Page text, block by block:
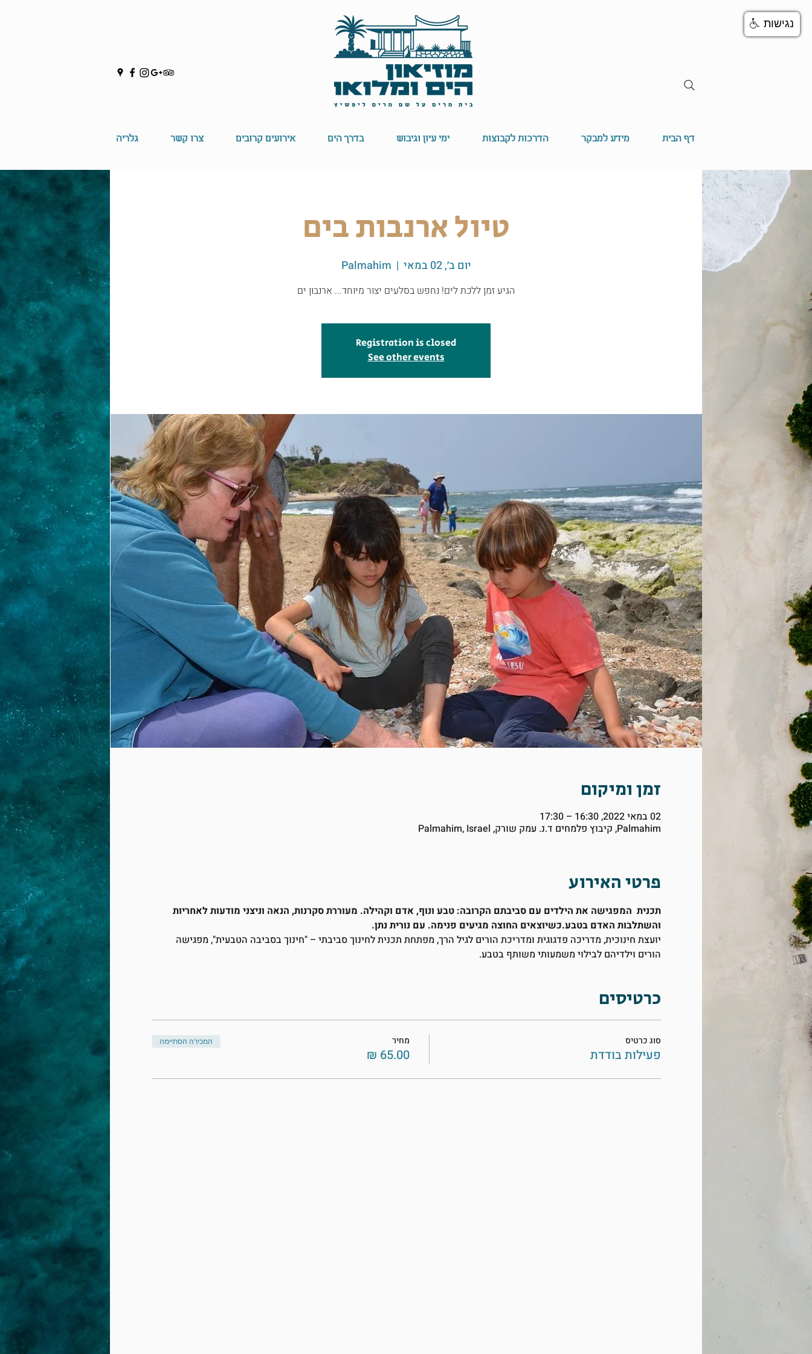
דף הבית מידע למבקר הדרכות לקבוצות ימי עיון וגיבוש בדרך הים אירועים קרובים צרו קשר גלריה
טיול ארנבות בים
יום ב׳, 02 במאי
  |
Palmahim
הגיע זמן ללכת לים! נחפש בסלעים יצור מיוחד... ארנבון ים
Registration is closed
See other events
זמן ומיקום
02 במאי 2022, 16:30 – 17:30
Palmahim, קיבוץ פלמחים ד.נ. עמק שורק, Palmahim, Israel
פרטי האירוע
תכנית  המפגישה את הילדים עם סביבתם הקרובה: טבע ונוף, אדם וקהילה. מעוררת סקרנות, הנאה וניצני מודעות לאחריות
והשתלבות האדם בטבע.כשיוצאים החוצה מגיעים פנימה. עם נורית נתן.
יועצת חינוכית, מדריכה פדגוגית ומדריכת הורים לגיל הרך, מפתחת תכנית לחינוך סביבתי – "חינוך בסביבה הטבעית", מפגישה
הורים וילדיהם לבילוי משמעותי משותף בטבע.
כרטיסים
סוג כרטיס
פעילות בודדת
מחיר המכירה הסתיימה
נגישות